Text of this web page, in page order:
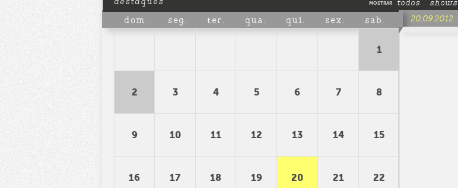
MOSTRAR todos shows
dom. seg. ter. qua. qui. sex. sab.
1
2 3 4 5 6 7 8
9 10 11 12 13 14 15
16 17 18 19 20 21 22
20.09.2012